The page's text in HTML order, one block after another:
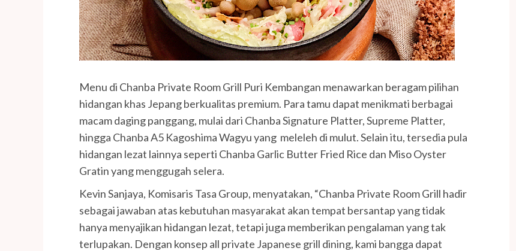
Menu di Chanba Private Room Grill Puri Kembangan menawarkan beragam pilihan
hidangan khas Jepang berkualitas premium. Para tamu dapat menikmati berbagai
macam daging panggang, mulai dari Chanba Signature Platter, Supreme Platter,
hingga Chanba A5 Kagoshima Wagyu yang meleleh di mulut. Selain itu, tersedia pula
hidangan lezat lainnya seperti Chanba Garlic Butter Fried Rice dan Miso Oyster
Gratin yang menggugah selera.
Kevin Sanjaya, Komisaris Tasa Group, menyatakan, “Chanba Private Room Grill hadir
sebagai jawaban atas kebutuhan masyarakat akan tempat bersantap yang tidak
hanya menyajikan hidangan lezat, tetapi juga memberikan pengalaman yang tak
terlupakan. Dengan konsep all private Japanese grill dining, kami bangga dapat